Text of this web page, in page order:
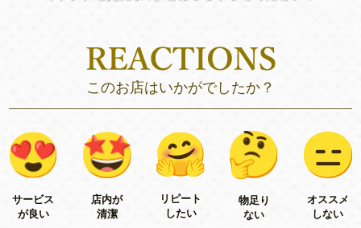
このお店はいかがでしたか？
サービス
が良い
店内が
清潔
リピート
したい
物足り
ない
オススメ
しない